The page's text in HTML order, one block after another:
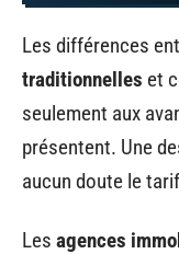
Les différences
traditionnelles et
seulement aux
présentent. Une
aucun doute le
Les agences